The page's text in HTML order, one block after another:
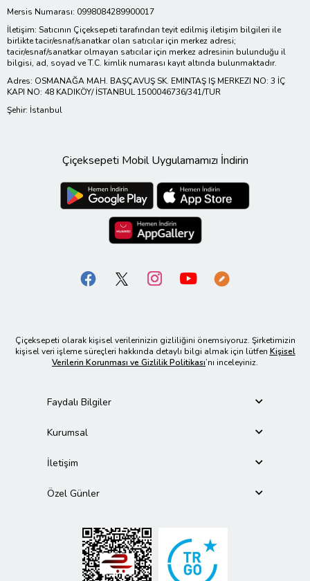
Mersis Numarası: 0998084289900017
İletişim: Satıcının Çiçeksepeti tarafından teyit edilmiş iletişim bilgileri ile
birlikte tacir/esnaf/sanatkar olan satıcılar için merkez adresi;
tacir/esnaf/sanatkar olmayan satıcılar için merkez adresinin bulunduğu il
bilgisi, ad, soyad ve T.C. kimlik numarası kayıt altında bulunmaktadır.
Adres: OSMANAĞA MAH. BAŞÇAVUŞ SK. EMINTAŞ IŞ MERKEZI NO: 3 İÇ
KAPI NO: 48 KADIKÖY/ İSTANBUL 1500046736/341/TUR
Şehir: İstanbul
Çiçeksepeti Mobil Uygulamamızı İndirin
Çiçeksepeti olarak kişisel verilerinizin gizliliğini önemsiyoruz. Şirketimizin
kişisel veri işleme süreçleri hakkında detaylı bilgi almak için lütfen Kişisel
Verilerin Korunması ve Gizlilik Politikası’nı inceleyiniz.
Faydalı Bilgiler
Kurumsal
İletişim
Özel Günler